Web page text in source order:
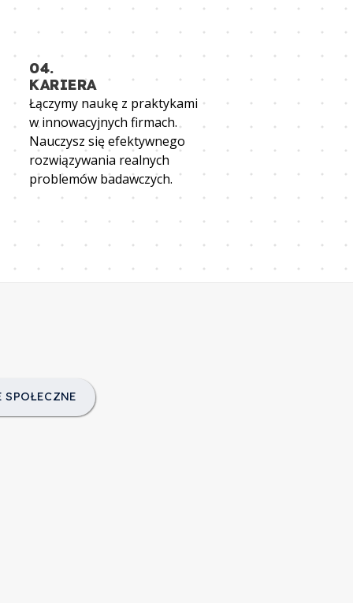
04.
KARIERA
Łączymy naukę z praktykami
w innowacyjnych firmach.
Nauczysz się efektywnego
rozwiązywania realnych
problemów badawczych.
SPOŁECZNE